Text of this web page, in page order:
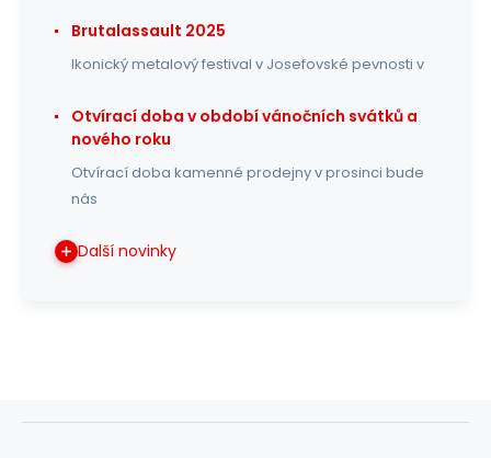
Brutalassault 2025
Ikonický metalový festival v Josefovské pevnosti v
Otvírací doba v období vánočních svátků a
nového roku
Otvírací doba kamenné prodejny v prosinci bude
nás
Další novinky